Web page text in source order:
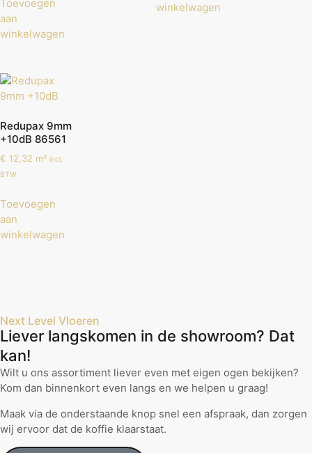
Toevoegen
aan
winkelwagen
winkelwagen
Redupax 9mm
+10dB 86561
€ 12,32 m² incl.
BTW
Toevoegen
aan
winkelwagen
Next Level Vloeren
Liever langskomen in de showroom? Dat
kan!
Wilt u ons assortiment liever even met eigen ogen bekijken?
Kom dan binnenkort even langs en we helpen u graag!
Maak via de onderstaande knop snel een afspraak, dan zorgen
wij ervoor dat de koffie klaarstaat.